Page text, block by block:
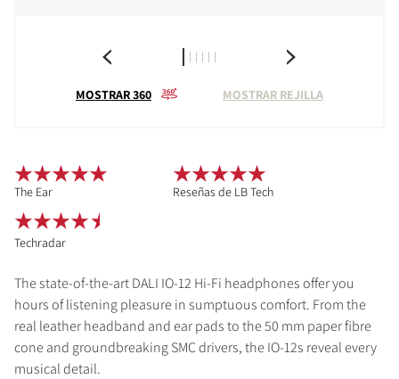
MOSTRAR 360 MOSTRAR REJILLA
The state-of-the-art DALI IO-12 Hi-Fi headphones offer you
hours of listening pleasure in sumptuous comfort. From the
real leather headband and ear pads to the 50 mm paper fibre
cone and groundbreaking SMC drivers, the IO-12s reveal every
musical detail.
The Ear Reseñas de LB Tech
Techradar